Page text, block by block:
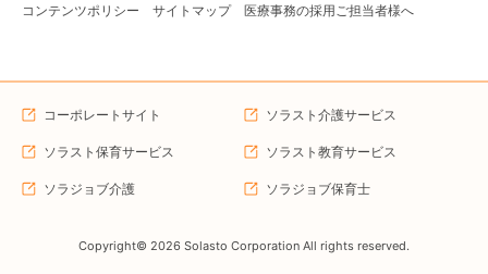
コンテンツポリシー サイトマップ 医療事務の採用ご担当者様へ
コーポレートサイト ソラスト介護サービス
ソラスト保育サービス ソラスト教育サービス
ソラジョブ介護 ソラジョブ保育士
Copyright© 2026 Solasto Corporation All rights reserved.